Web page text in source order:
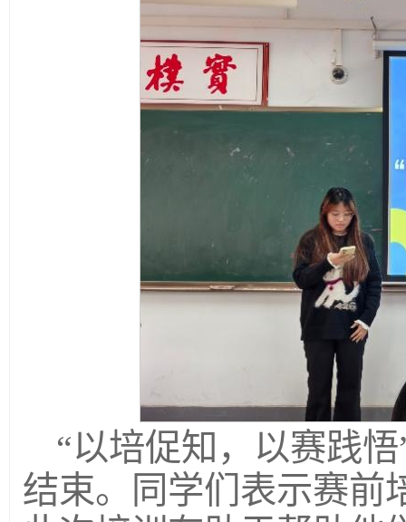
“以培促知，以赛践
结束。同学们表示赛前